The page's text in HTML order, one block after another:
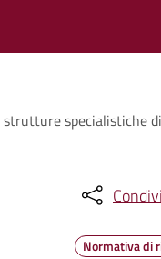
strutture specialistiche
Normativa di